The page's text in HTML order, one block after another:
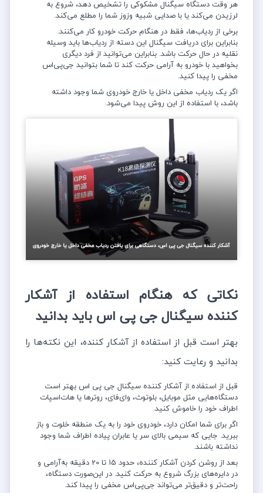
هر وقت دستگاه سیگنال مشکوکی را تشخیص دهد، شروع به
لرزیدن می‌کند یا با صدایی شبیه وزوز شما را مطلع می‌کند.
برخی از ردیاب‌ها، فقط در هنگام حرکت خودرو کار می‌کنند.
بنابراین برای دریافت سیگنال این دسته از ردیاب‌ها باید وسیله
نقلیه در حال حرکت باشد. بنابراین می‌توانید از فرد دیگری
بخواهید با خودرو به آرامی حرکت کند تا شما بتوانید جی‌پی‌اس
مخفی را پیدا کنید.
اگر یک ردیاب مخفی داخل یا خارج خودروی شما وجود داشته
باشد، با استفاده از این روش پیدا می‌شود.
نکاتی که هنگام استفاده از آشکار
کننده سیگنال جی پی اس باید بدانید
بهتر است قبل از استفاده از آشکار کننده، این نکته‌ها را
بدانید و رعایت کنید:
قبل از استفاده از آشکار کننده سیگنال جی پی اس بهتر است
دستگاه‌هایی مثل موبایل، بلوتوث، وای‌فای، روترها یا هات‌اسپات
اطراف خود را خاموش کنید.
اگر برای شما امکان دارد، خودروی خود را به یک منطقه خلوت و باز
ببرید. جایی که سیمی بالای سر یا عابران پیاده اطراف شما وجود
نداشته باشند.
بعد از روشن کردن آشکار کننده، حدود 15 تا 20 دقیقه به‌آرامی و
در دایره‌های بزرگ شروع به حرکت کنید. در این‌صورت دستگاه،
راحت‌تر و دقیق‌تر می‌تواند جی‌پی‌اس مخفی را پیدا کند.